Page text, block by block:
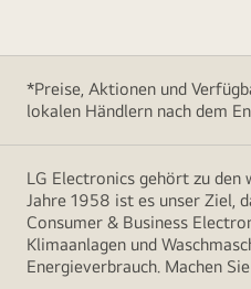
*Preise, Aktionen und
lokalen Händlern nach dem
LG Electronics gehört zu
Jahre 1958 ist es unser Ziel,
Consumer & Business
Klimaanlagen und
Energieverbrauch. Machen